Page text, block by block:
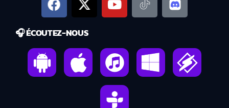
🎧 ÉCOUTEZ-NOUS